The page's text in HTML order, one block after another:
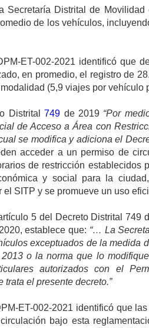
Secretaría Distrital de
de los vehículos,
ET-002-2021 identificó que
en promedio, el registro de
(5,9 viajes por vehículo
Distrital749 de 2019 “Por
de Acceso a Área con
se modifica y adiciona el
acceder a un permiso de
de restricción establecidos
y social para la
SITP y se promueve un uso
5 del Decreto Distrital749
establece que: “… La
exceptuados de la medida
o la norma que lo
autorizados con el
el presente decreto.”
ET-002-2021 identificó que
bajo esta